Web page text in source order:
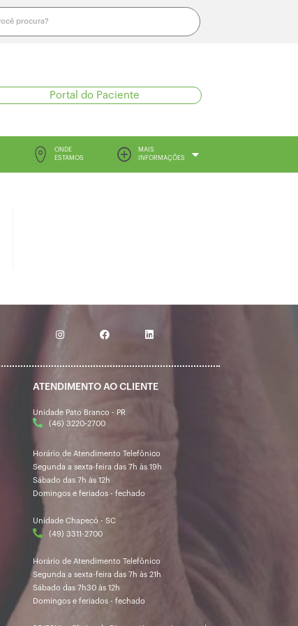
Portal do Paciente
ONDE
ESTAMOS
MAIS
INFORMAÇÕES
ATENDIMENTO AO CLIENTE
Unidade Pato Branco - PR
(46) 3220-2700
Horário de Atendimento Telefônico
Segunda a sexta-feira das 7h às 19h
Sábado das 7h às 12h
Domingos e feriados - fechado
Unidade Chapecó - SC
(49) 3311-2700
Horário de Atendimento Telefônico
Segunda a sexta-feira das 7h às 21h
Sábado das 7h30 às 12h
Domingos e feriados - fechado